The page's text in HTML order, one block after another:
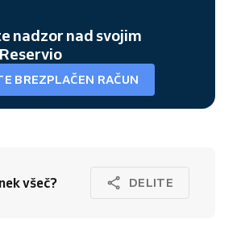
nadzor nad svojim
BREZPLAČEN RAČUN
všeč? DELITE